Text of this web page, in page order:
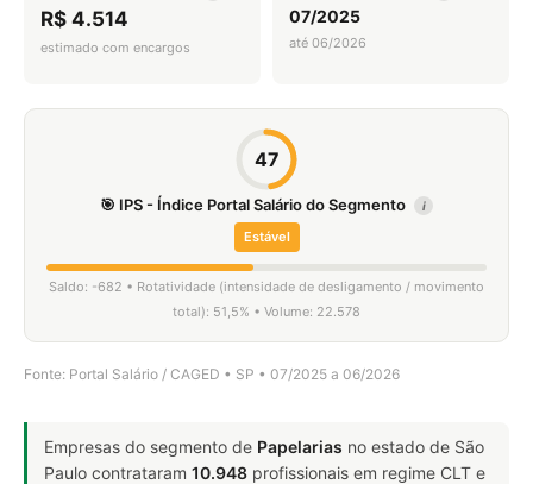
R$ 4.514
estimado com encargos
07/2025
até 06/2026
47
🎯 IPS - Índice Portal Salário do Segmento i
Estável
Saldo: -682 • Rotatividade (intensidade de desligamento / movimento
total): 51,5% • Volume: 22.578
Fonte: Portal Salário / CAGED • SP • 07/2025 a 06/2026
Empresas do segmento de Papelarias no estado de São
Paulo contrataram 10.948 profissionais em regime CLT e